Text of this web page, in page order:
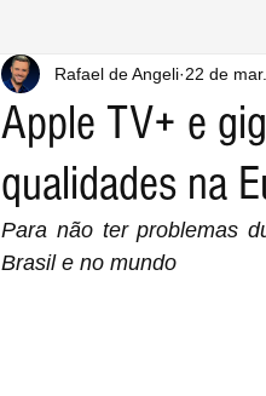
Apple TV+ e
qualidades na
Rafael de Angeli 22 de
Para não ter problemas
Brasil e no mundo